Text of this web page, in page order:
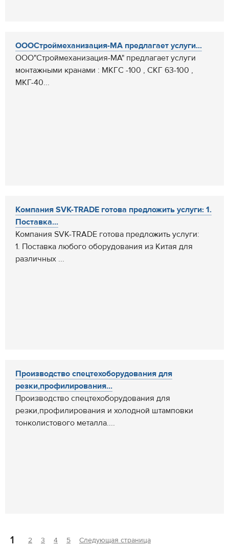
ОООСтроймеханизация-МА предлагает услуги...
ООО"Строймеханизация-МА" предлагает услуги
монтажными кранами : МКГС -100 , СКГ 63-100 ,
МКГ-40...
Компания SVK-TRADE готова предложить услуги: 1.
Поставка...
Компания SVK-TRADE готова предложить услуги:
1. Поставка любого оборудования из Китая для
различных ...
Производство спецтехоборудования для
резки,профилирования...
Производство спецтехоборудования для
резки,профилирования и холодной штамповки
тонколистового металла....
1 2 3 4 5 Следующая страница